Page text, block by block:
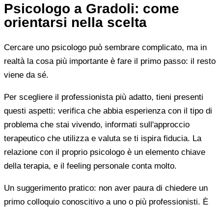
Psicologo a Gradoli: come
orientarsi nella scelta
Cercare uno psicologo può sembrare complicato, ma in
realtà la cosa più importante è fare il primo passo: il resto
viene da sé.
Per scegliere il professionista più adatto, tieni presenti
questi aspetti: verifica che abbia esperienza con il tipo di
problema che stai vivendo, informati sull'approccio
terapeutico che utilizza e valuta se ti ispira fiducia. La
relazione con il proprio psicologo è un elemento chiave
della terapia, e il feeling personale conta molto.
Un suggerimento pratico: non aver paura di chiedere un
primo colloquio conoscitivo a uno o più professionisti. È